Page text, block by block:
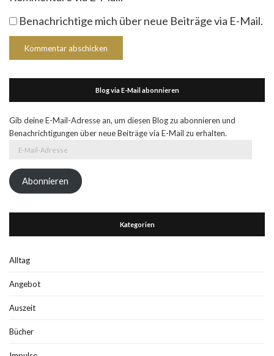
Benachrichtige mich über neue Beiträge via E-Mail.
Blog via E-Mail abonnieren
Gib deine E-Mail-Adresse an, um diesen Blog zu abonnieren und
Benachrichtigungen über neue Beiträge via E-Mail zu erhalten.
Adresse
Abonnieren
Kategorien
Alltag
Angebot
Auszeit
Bücher